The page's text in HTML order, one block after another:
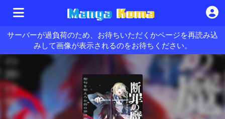
サーバーが過負荷のため、お待ちいただくかページを再読み込
みして画像が表示されるのをお待ちください。